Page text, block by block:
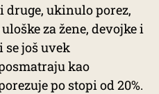
ukinulo porez,
za žene, devojke i
se još uvek
kao
po stopi od 20%.